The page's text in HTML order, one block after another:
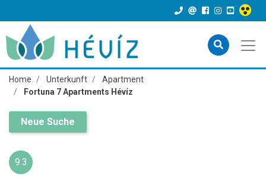
Home Unterkunft
Apartment
Fortuna 7 Apartments Hévíz
Neue Suche
9.3